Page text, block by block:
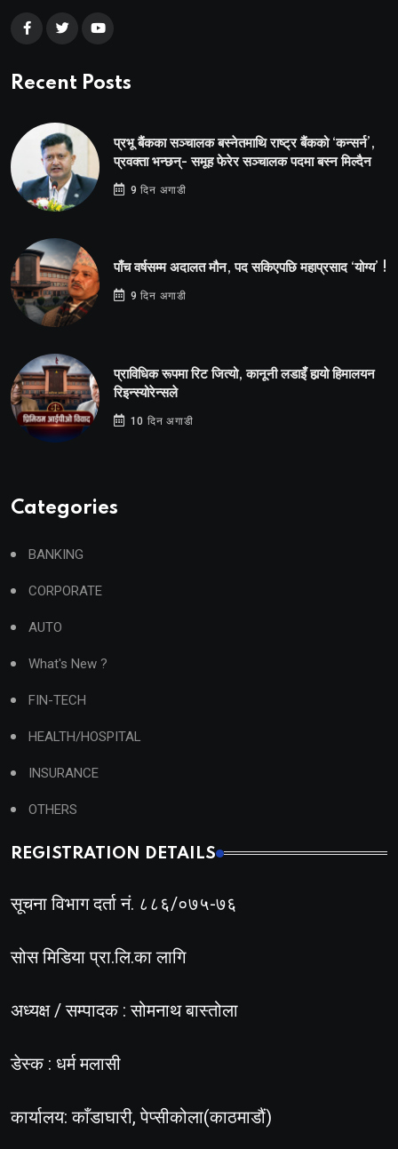
Recent Posts
प्रभू बैंकका सञ्चालक बस्नेतमाथि राष्ट्र बैंकको ‘कन्सर्न’,
प्रवक्ता भन्छन्- समूह फेरेर सञ्चालक पदमा बस्न मिल्दैन
9 दिन अगाडी
पाँच वर्षसम्म अदालत मौन, पद सकिएपछि महाप्रसाद ‘योग्य’ !
9 दिन अगाडी
प्राविधिक रूपमा रिट जित्यो, कानूनी लडाइँ हार्‍यो हिमालयन
रिइन्स्योरेन्सले
10 दिन अगाडी
Categories
BANKING
CORPORATE
AUTO
What's New ?
FIN-TECH
HEALTH/HOSPITAL
INSURANCE
OTHERS
REGISTRATION DETAILS
सूचना विभाग दर्ता नं. ८८६/०७५-७६
सोस मिडिया प्रा.लि.का लागि
अध्यक्ष / सम्पादक : सोमनाथ बास्तोला
डेस्क : धर्म मलासी
कार्यालय: काँडाघारी, पेप्सीकोला(काठमाडौं)